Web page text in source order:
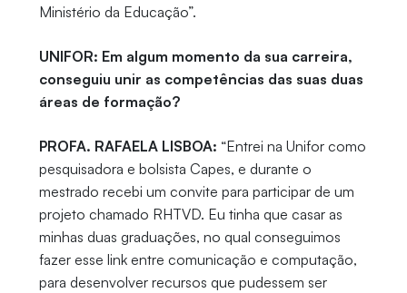
Ministério da Educação”.
UNIFOR: Em algum momento da sua carreira,
conseguiu unir as competências das suas duas
áreas de formação?
PROFA. RAFAELA LISBOA: “Entrei na Unifor como
pesquisadora e bolsista Capes, e durante o
mestrado recebi um convite para participar de um
projeto chamado RHTVD. Eu tinha que casar as
minhas duas graduações, no qual conseguimos
fazer esse link entre comunicação e computação,
para desenvolver recursos que pudessem ser